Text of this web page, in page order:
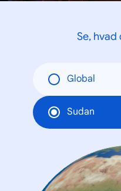
Se,
Global
Sudan